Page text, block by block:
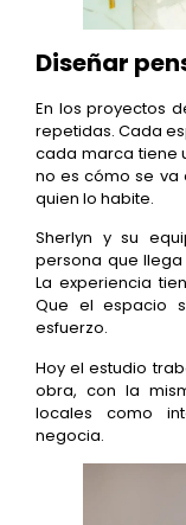
Diseñar
En los proyectos
repetidas. Cada
cada marca tiene
no es cómo se va
quien lo habite.
Sherlyn y su
persona que
La experiencia
Que el espacio
esfuerzo.
Hoy el estudio
obra, con la
locales como
negocia.